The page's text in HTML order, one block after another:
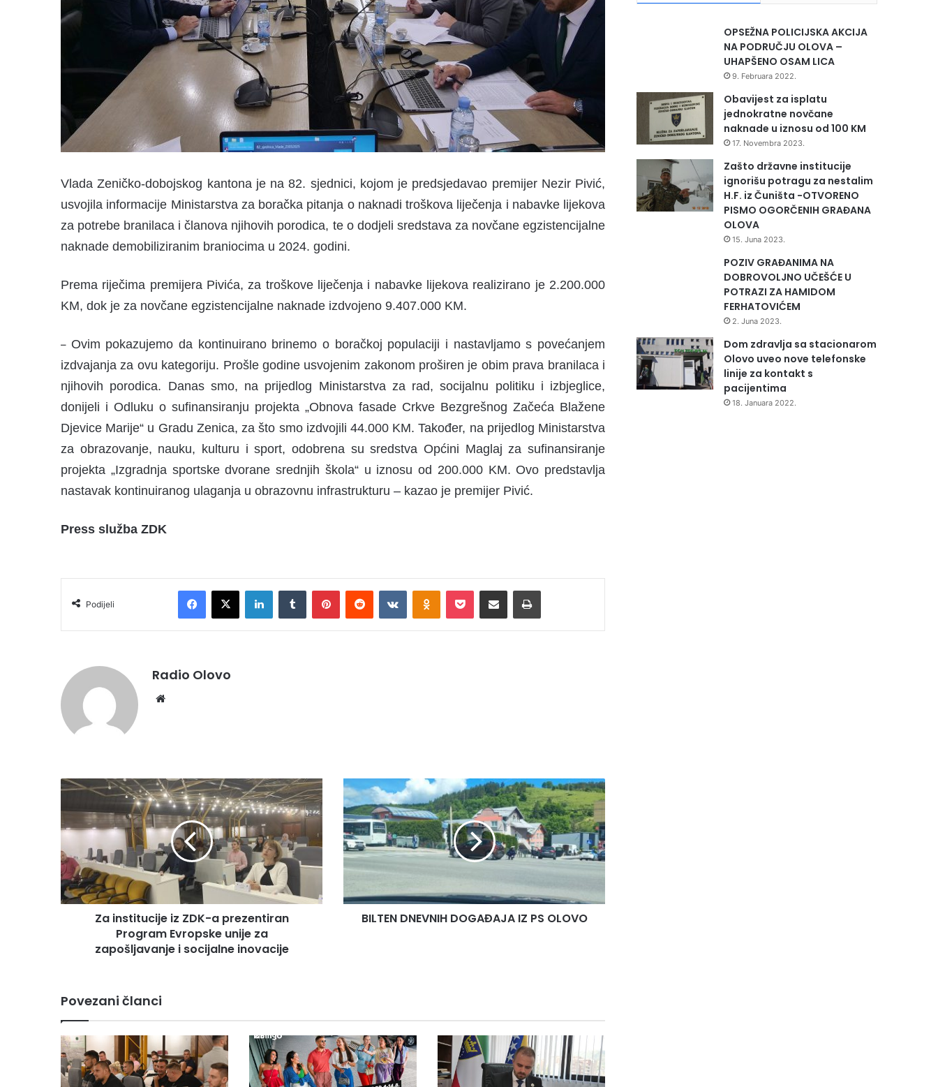
Vlada Zeničko-dobojskog kantona je na 82. sjednici, kojom je predsjedavao premijer Nezir Pivić,
usvojila informacije Ministarstva za boračka pitanja o naknadi troškova liječenja i nabavke lijekova
za potrebe branilaca i članova njihovih porodica, te o dodjeli sredstava za novčane egzistencijalne
naknade demobiliziranim braniocima u 2024. godini.
Prema riječima premijera Pivića, za troškove liječenja i nabavke lijekova realizirano je 2.200.000
KM, dok je za novčane egzistencijalne naknade izdvojeno 9.407.000 KM.
– Ovim pokazujemo da kontinuirano brinemo o boračkoj populaciji i nastavljamo s povećanjem
izdvajanja za ovu kategoriju. Prošle godine usvojenim zakonom proširen je obim prava branilaca i
njihovih porodica. Danas smo, na prijedlog Ministarstva za rad, socijalnu politiku i izbjeglice,
donijeli i Odluku o sufinansiranju projekta „Obnova fasade Crkve Bezgrešnog Začeća Blažene
Djevice Marije“ u Gradu Zenica, za što smo izdvojili 44.000 KM. Također, na prijedlog Ministarstva
za obrazovanje, nauku, kulturu i sport, odobrena su sredstva Općini Maglaj za sufinansiranje
projekta „Izgradnja sportske dvorane srednjih škola“ u iznosu od 200.000 KM. Ovo predstavlja
nastavak kontinuiranog ulaganja u obrazovnu infrastrukturu – kazao je premijer Pivić.
Press služba ZDK
Podijeli
Radio Olovo
Z
i
n
t
i
t
u
Z
D
K
-
a
p
Za institucije iz ZDK-a prezentiran
Program Evropske unije za
zapošljavanje i socijalne inovacije
B
I
L
T
E
N
D
E
A
Đ
A
J
A
BILTEN DNEVNIH DOGAĐAJA IZ PS OLOVO
Povezani članci
OPSEŽNA POLICIJSKA AKCIJA
NA PODRUČJU OLOVA –
UHAPŠENO OSAM LICA
9. Februara 2022.
Obavijest za isplatu
jednokratne novčane
naknade u iznosu od 100 KM
17. Novembra 2023.
Zašto državne institucije
ignorišu potragu za nestalim
H.F. iz Čuništa -OTVORENO
PISMO OGORČENIH GRAĐANA
OLOVA
15. Juna 2023.
POZIV GRAĐANIMA NA
DOBROVOLJNO UČEŠĆE U
POTRAZI ZA HAMIDOM
FERHATOVIĆEM
2. Juna 2023.
Dom zdravlja sa stacionarom
Olovo uveo nove telefonske
linije za kontakt s
pacijentima
18. Januara 2022.